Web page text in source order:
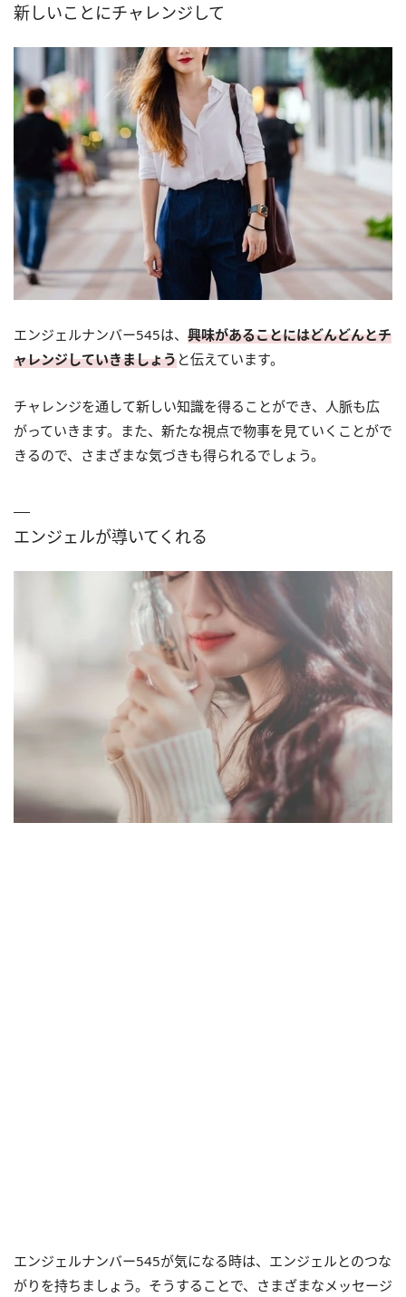
新しいことにチャレンジして
エンジェルナンバー545は、 興味があることにはどんどんとチ
ャレンジしていきましょうと伝えています。
チャレンジを通して新しい知識を得ることができ、人脈も広
がっていきます。また、新たな視点で物事を見ていくことがで
きるので、さまざまな気づきも得られるでしょう。
エンジェルが導いてくれる
エンジェルナンバー545が気になる時は、エンジェルとのつな
がりを持ちましょう。そうすることで、さまざまなメッセージ